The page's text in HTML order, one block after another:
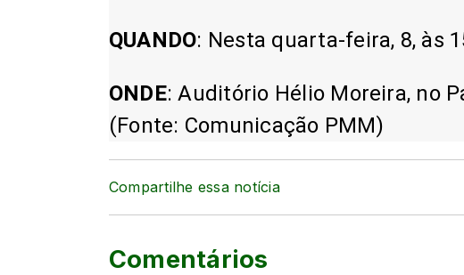
QUANDO: Nesta quarta-feira, 8, às
ONDE: Auditório Hélio Moreira, no
(Fonte: Comunicação PMM)
Compartilhe essa notícia
Comentários